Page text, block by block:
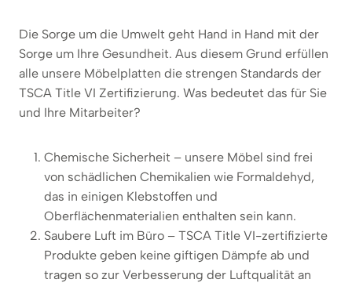
Die Sorge um die Umwelt geht Hand in Hand mit der
Sorge um Ihre Gesundheit. Aus diesem Grund erfüllen
alle unsere Möbelplatten die strengen Standards der
TSCA Title VI Zertifizierung. Was bedeutet das für Sie
und Ihre Mitarbeiter?
Chemische Sicherheit – unsere Möbel sind frei
von schädlichen Chemikalien wie Formaldehyd,
das in einigen Klebstoffen und
Oberflächenmaterialien enthalten sein kann.
Saubere Luft im Büro – TSCA Title VI-zertifizierte
Produkte geben keine giftigen Dämpfe ab und
tragen so zur Verbesserung der Luftqualität an